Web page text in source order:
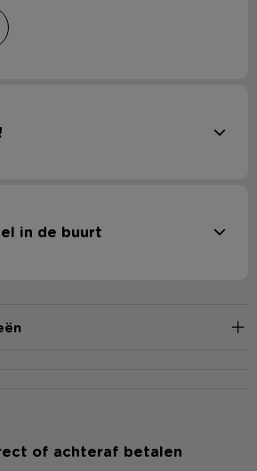
in de buurt
of achteraf betalen